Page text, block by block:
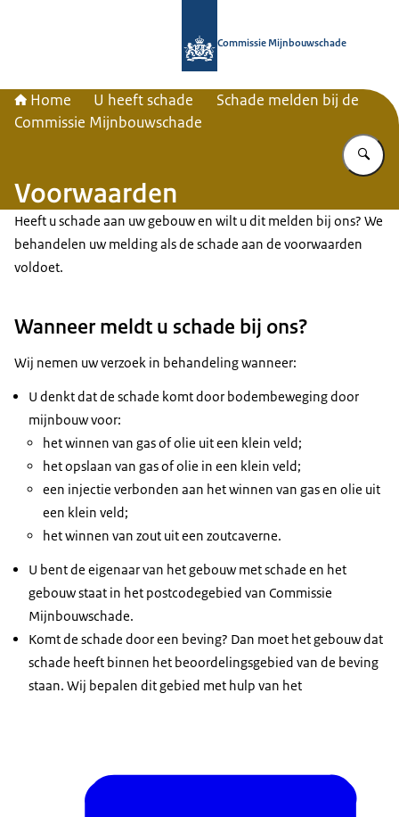
Commissie Mijnbouwschade
Home U heeft schade
Schade melden bij de
Commissie Mijnbouwschade
Voorwaarden
Heeft u schade aan uw gebouw en wilt u dit melden bij ons? We
behandelen uw melding als de schade aan de voorwaarden
voldoet.
Wanneer meldt u schade bij ons?
Wij nemen uw verzoek in behandeling wanneer:
U denkt dat de schade komt door bodembeweging door
mijnbouw voor:
het winnen van gas of olie uit een klein veld;
het opslaan van gas of olie in een klein veld;
een injectie verbonden aan het winnen van gas en olie uit
een klein veld;
het winnen van zout uit een zoutcaverne.
U bent de eigenaar van het gebouw met schade en het
gebouw staat in het postcodegebied van Commissie
Mijnbouwschade.
Komt de schade door een beving? Dan moet het gebouw dat
schade heeft binnen het beoordelingsgebied van de beving
staan. Wij bepalen dit gebied met hulp van het